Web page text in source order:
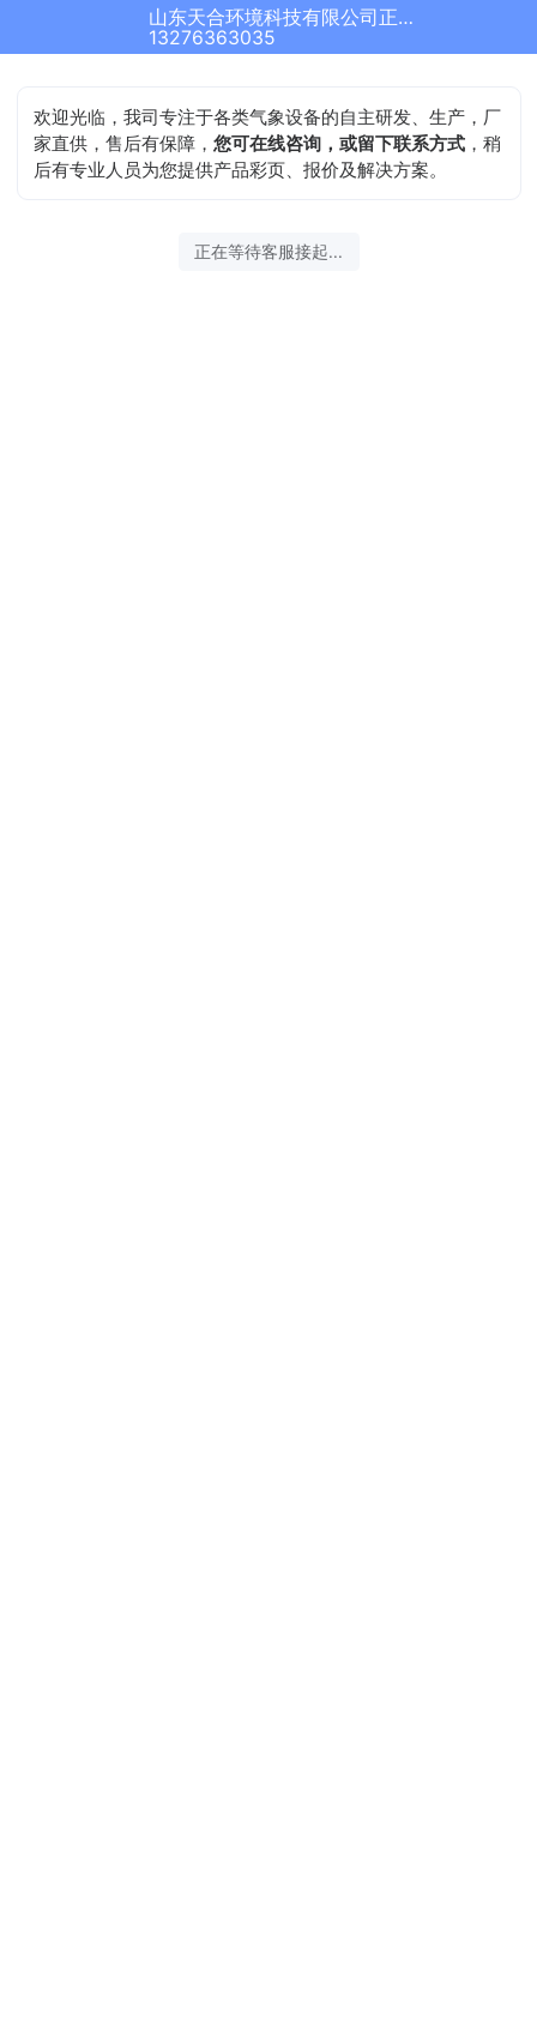
山东天合环境科技有限公司正在为您服务
13276363035
欢迎光临，我司专注于各类气象设备的自主研发、生产，厂
家直供，售后有保障，您可在线咨询，或留下联系方式 ，稍
后有专业人员为您提供产品彩页、报价及解决方案。
正在等待客服接起...